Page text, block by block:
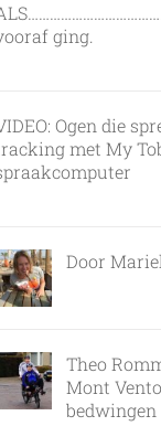
ging.
Ogen die
met My
Door
Theo
Mont
bedwingen